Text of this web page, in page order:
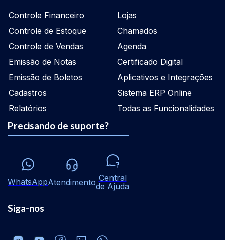
Controle Financeiro
Controle de Estoque
Controle de Vendas
Emissão de Notas
Emissão de Boletos
Cadastros
Relatórios
Lojas
Chamados
Agenda
Certificado Digital
Aplicativos e Integrações
Sistema ERP Online
Todas as Funcionalidades
Precisando de suporte?
WhatsAppAtendimento Central
de Ajuda
Siga-nos